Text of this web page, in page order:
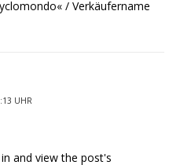
/ Verkäufername
UHR
and view the post's